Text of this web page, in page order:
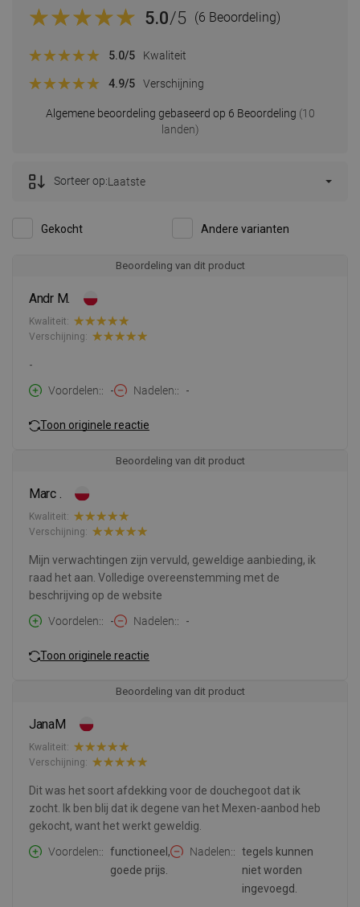
5.0/5 (6 Beoordeling)
Algemene beoordeling gebaseerd op 6 Beoordeling (10
landen)
5.0/5 Kwaliteit
4.9/5 Verschijning
Gekocht Andere varianten
Sorteer op:Laatste
Beoordeling van dit product
Andr M.
Kwaliteit:
Verschijning:
-
Voordelen:
- Nadelen: -
Toon originele reactie
Beoordeling van dit product
Marc .
Kwaliteit:
Verschijning:
Mijn verwachtingen zijn vervuld, geweldige aanbieding, ik
raad het aan. Volledige overeenstemming met de
beschrijving op de website
Voordelen:
- Nadelen: -
Toon originele reactie
Beoordeling van dit product
JanaM
Kwaliteit:
Verschijning:
Dit was het soort afdekking voor de douchegoot dat ik
zocht. Ik ben blij dat ik degene van het Mexen-aanbod heb
gekocht, want het werkt geweldig.
Voordelen:
functioneel,
goede prijs.
Nadelen:
tegels kunnen
niet worden
ingevoegd.